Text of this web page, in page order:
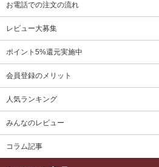
お電話での注文の流れ
レビュー大募集
ポイント5%還元実施中
会員登録のメリット
人気ランキング
みんなのレビュー
コラム記事